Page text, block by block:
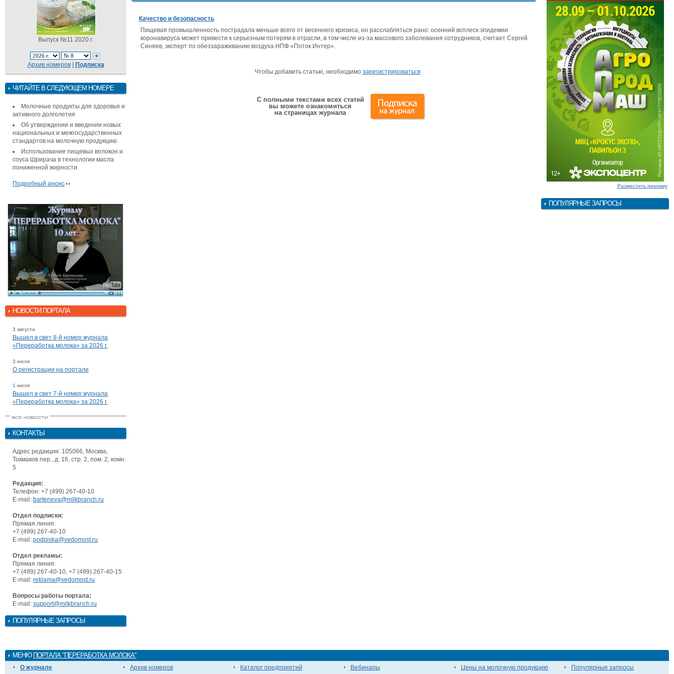
Выпуск №11 2020 г.
Архив номеров| Подписка
ЧИТАЙТЕ В СЛЕДУЮЩЕМ НОМЕРЕ
Молочные продукты для здоровья и
активного долголетия
Об утверждении и введении новых
национальных и межгосударственных
стандартов на молочную продукцию
Использование пищевых волокон и
соуса Шрирача в технологии масла
пониженной жирности
Подробный анонс
НОВОСТИ ПОРТАЛА
3 августа
Вышел в свет 8-й номер журнала
«Переработка молока» за 2026 г.
3 июля
О регистрации на портале
1 июля
Вышел в свет 7-й номер журнала
«Переработка молока» за 2026 г.
КОНТАКТЫ
Адрес редакции: 105066, Москва,
Токмаков пер., д. 16, стр. 2, пом. 2, комн.
5
Редакция:
Телефон: +7 (499) 267-40-10
E-mail: barteneva@milkbranch.ru
Отдел подписки:
Прямая линия:
+7 (499) 267-40-10
E-mail: podpiska@vedomost.ru
Отдел рекламы:
Прямая линия:
+7 (499) 267-40-10, +7 (499) 267-40-15
E-mail: reklama@vedomost.ru
Вопросы работы портала:
E-mail: support@milkbranch.ru
ПОПУЛЯРНЫЕ ЗАПРОСЫ
Качество и безопасность
Пищевая промышленность пострадала меньше всего от весеннего кризиса, но расслабляться рано: осенний всплеск эпидемии
коронавируса может привести к серьезным потерям в отрасли, в том числе из-за массового заболевания сотрудников, считает Сергей
Синяев, эксперт по обеззараживанию воздуха НПФ «Поток Интер».
Чтобы добавить статью, необходимо зарегистрироваться
С полными текстами всех статей
вы можете ознакомиться
на страницах журнала
Разместить рекламу
ПОПУЛЯРНЫЕ ЗАПРОСЫ
МЕНЮ ПОРТАЛА "ПЕРЕРАБОТКА МОЛОКА"
О журнале Архив номеров Каталог предприятий Вебинары Цены на молочную продукцию Популярные запросы